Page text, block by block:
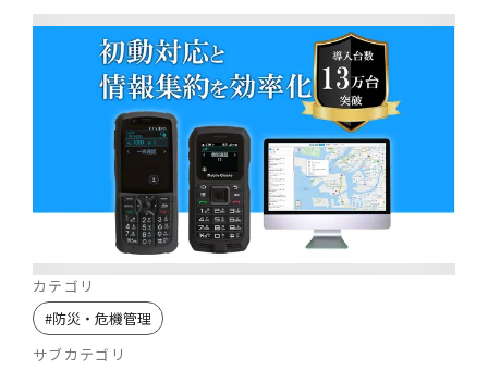
カテゴリ
#防災・危機管理
サブカテゴリ